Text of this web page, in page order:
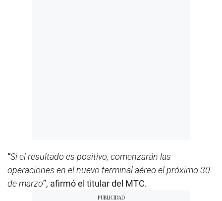
“Si el resultado es positivo, comenzarán las
operaciones en el nuevo terminal aéreo el próximo 30
de marzo”, afirmó el titular del MTC.